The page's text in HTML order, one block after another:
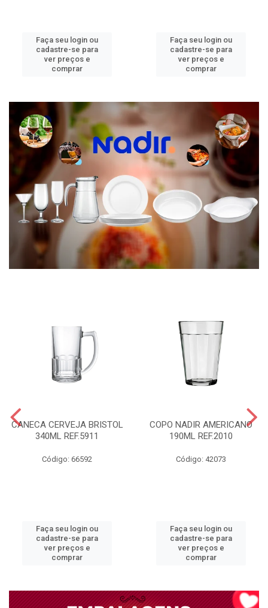
Faça seu login ou
cadastre-se para
ver preços e
comprar
Faça seu login ou
cadastre-se para
ver preços e
comprar
CANECA CERVEJA BRISTOL
340ML REF.5911
Código: 66592
Faça seu login ou
cadastre-se para
ver preços e
comprar
COPO NADIR AMERICANO
190ML REF.2010
Código: 42073
Faça seu login ou
cadastre-se para
ver preços e
comprar